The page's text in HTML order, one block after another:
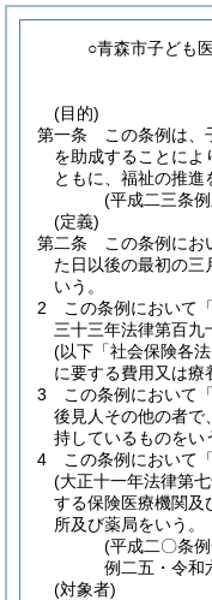
○青森市子ども
(目的)
第一条
この条例は、
を助成することによ
ともに、福祉の推進
(平成二三条
(定義)
第二条
この条例にお
た日以後の最初の三
いう。
2
この条例において
三十三年法律第百九
(以下「社会保険各
に要する費用又は療
3
この条例において
後見人その他の者で
持しているものをい
4
この条例において
(大正十一年法律第
する保険医療機関及
所及び薬局をいう。
(平成二〇条
例二五・令和
(対象者)